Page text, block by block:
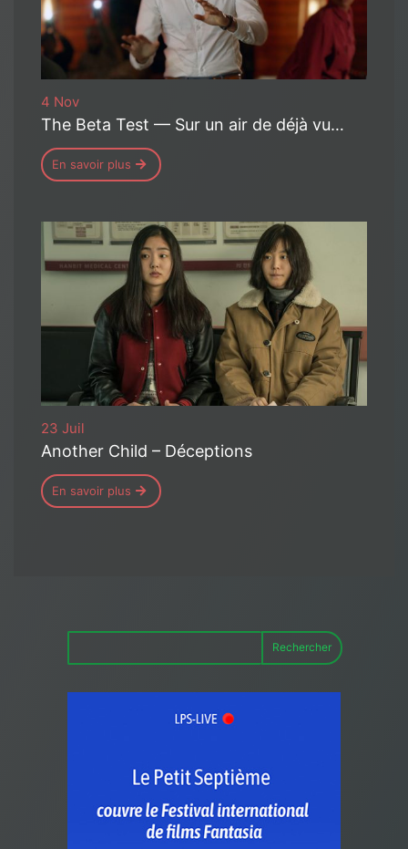
4 Nov
The Beta Test — Sur un air de déjà vu…
En savoir plus
23 Juil
Another Child – Déceptions
En savoir plus
Rechercher